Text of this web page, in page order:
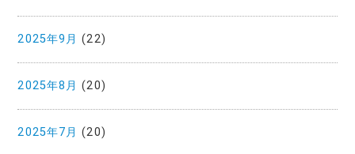
2025年9月 (22)
2025年8月 (20)
2025年7月 (20)